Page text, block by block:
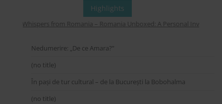
Highlights
Whispers from Romania – Romania Unboxed: A Personal Invitation
Nedumerire: „De ce Amara?”
(no title)
În pași de tur cultural – de la București la Bobohalma
(no title)